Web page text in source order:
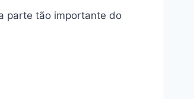
parte tão importante do